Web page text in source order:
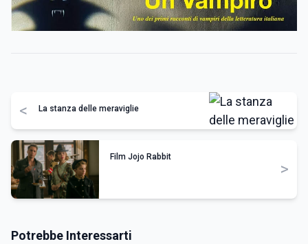
< La stanza delle meraviglie
Film Jojo Rabbit
>
Potrebbe Interessarti